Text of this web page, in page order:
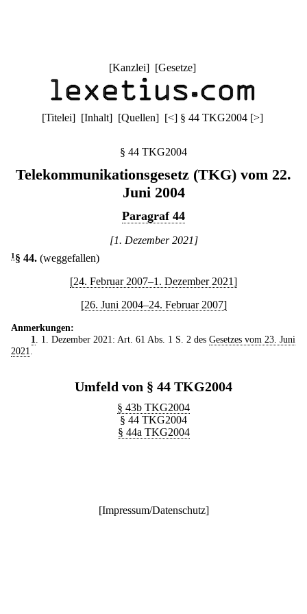
[Kanzlei] [Gesetze]
[Titelei] [Inhalt] [Quellen] [<] § 44 TKG2004 [>]
§ 44 TKG2004
Telekommunikationsgesetz (TKG) vom 22.
Juni 2004
Paragraf 44
[1. Dezember 2021]
1 § 44. (weggefallen)
[24. Februar 2007–1. Dezember 2021]
[26. Juni 2004–24. Februar 2007]
Anmerkungen:
1
. 1. Dezember 2021: Art. 61 Abs. 1 S. 2 des Gesetzes vom 23. Juni
2021
Umfeld von § 44 TKG2004
§ 43b TKG2004
§ 44 TKG2004
§ 44a TKG2004
[Impressum/Datenschutz]